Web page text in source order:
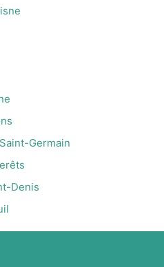
Germain
Denis